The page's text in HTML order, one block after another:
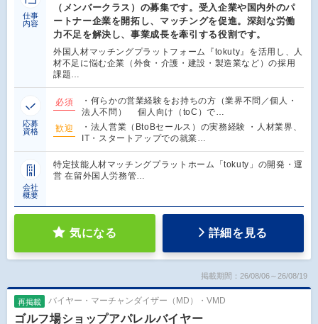
仕事
内容
（メンバークラス）の募集です。受入企業や国内外のパ
ートナー企業を開拓し、マッチングを促進。深刻な労働
力不足を解決し、事業成長を牽引する役割です。
外国人材マッチングプラットフォーム『tokuty』を活用し、人
材不足に悩む企業（外食・介護・建設・製造業など）の採用
課題…
応募
資格
必須
・何らかの営業経験をお持ちの方（業界不問／個人・
法人不問） 個人向け（toC）で…
歓迎
・法人営業（BtoBセールス）の実務経験 ・人材業界、
IT・スタートアップでの就業…
会社
概要
特定技能人材マッチングプラットホーム「tokuty」の開発・運
営 在留外国人労務管…
気になる 詳細を見る
掲載期間：26/08/06～26/08/19
再掲載 バイヤー・マーチャンダイザー（MD）・VMD
ゴルフ場ショップアパレルバイヤー